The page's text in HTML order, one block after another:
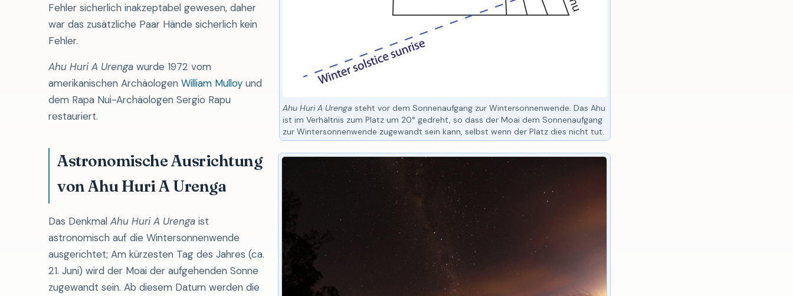
Ahu Huri A Urenga steht vor dem Sonnenaufgang zur Wintersonnenwende. Das Ahu
ist im Verhältnis zum Platz um 20° gedreht, so dass der Moai dem Sonnenaufgang
zur Wintersonnenwende zugewandt sein kann, selbst wenn der Platz dies nicht tut.
Fehler sicherlich inakzeptabel gewesen, daher
war das zusätzliche Paar Hände sicherlich kein
Fehler.
Ahu Huri A Urenga wurde 1972 vom
amerikanischen Archäologen William Mulloy und
dem Rapa Nui-Archäologen Sergio Rapu
restauriert.
Astronomische Ausrichtung
von Ahu Huri A Urenga
Das Denkmal Ahu Huri A Urenga ist
astronomisch auf die Wintersonnenwende
ausgerichtet; Am kürzesten Tag des Jahres (ca.
21. Juni) wird der Moai der aufgehenden Sonne
zugewandt sein. Ab diesem Datum werden die